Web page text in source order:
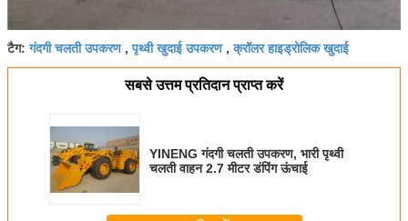
टैग:गंदगी चलती उपकरण,पृथ्वी खुदाई उपकरण,क्रॉलर हाइड्रोलिक खुदाई
सबसे उत्तम प्रतिदान प्राप्त करें
YINENG गंदगी चलती उपकरण, भारी पृथ्वी
चलती वाहन 2.7 मीटर डंपिंग ऊंचाई